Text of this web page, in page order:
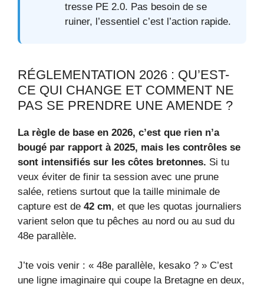
tresse PE 2.0. Pas besoin de se
ruiner, l’essentiel c’est l’action rapide.
RÉGLEMENTATION 2026 : QU’EST-
CE QUI CHANGE ET COMMENT NE
PAS SE PRENDRE UNE AMENDE ?
La règle de base en 2026, c’est que rien n’a
bougé par rapport à 2025, mais les contrôles se
sont intensifiés sur les côtes bretonnes. Si tu
veux éviter de finir ta session avec une prune
salée, retiens surtout que la taille minimale de
capture est de 42 cm, et que les quotas journaliers
varient selon que tu pêches au nord ou au sud du
48e parallèle.
J’te vois venir : « 48e parallèle, kesako ? » C’est
une ligne imaginaire qui coupe la Bretagne en deux,